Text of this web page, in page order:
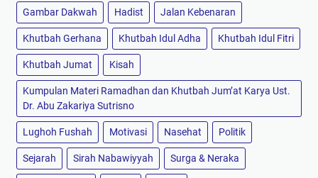
Gambar Dakwah Hadist Jalan Kebenaran
Khutbah Gerhana Khutbah Idul Adha Khutbah Idul Fitri
Khutbah Jumat Kisah
Kumpulan Materi Ramadhan dan Khutbah Jum’at Karya Ust.
Dr. Abu Zakariya Sutrisno
Lughoh Fushah Motivasi Nasehat Politik
Sejarah Sirah Nabawiyyah Surga & Neraka